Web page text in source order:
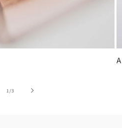
1 /von
3